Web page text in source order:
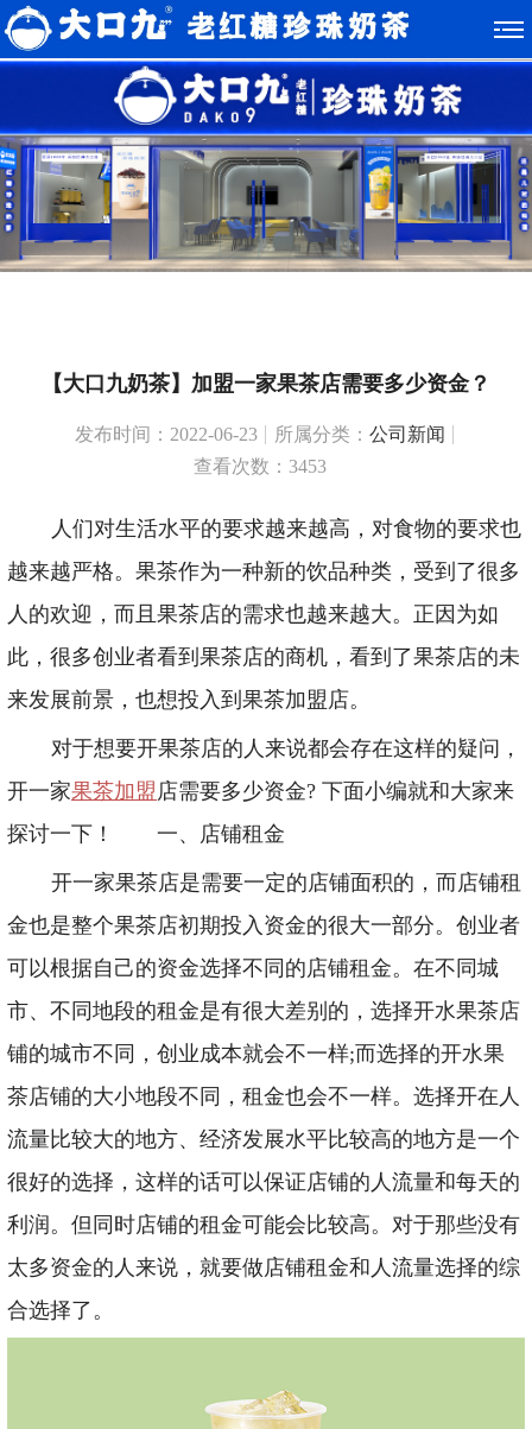
【大口九奶茶】加盟一家果茶店需要多少资金？
发布时间：2022-06-23 所属分类： 公司新闻
查看次数：3453
人们对生活水平的要求越来越高，对食物的要求也
越来越严格。果茶作为一种新的饮品种类，受到了很多
人的欢迎，而且果茶店的需求也越来越大。正因为如
此，很多创业者看到果茶店的商机，看到了果茶店的未
来发展前景，也想投入到果茶加盟店。
对于想要开果茶店的人来说都会存在这样的疑问，
开一家果茶加盟 店需要多少资金? 下面小编就和大家来
探讨一下！
一、店铺租金
开一家果茶店是需要一定的店铺面积的，而店铺租
金也是整个果茶店初期投入资金的很大一部分。创业者
可以根据自己的资金选择不同的店铺租金。在不同城
市、不同地段的租金是有很大差别的，选择开水果茶店
铺的城市不同，创业成本就会不一样;而选择的开水果
茶店铺的大小地段不同，租金也会不一样。选择开在人
流量比较大的地方、经济发展水平比较高的地方是一个
很好的选择，这样的话可以保证店铺的人流量和每天的
利润。但同时店铺的租金可能会比较高。对于那些没有
太多资金的人来说，就要做店铺租金和人流量选择的综
合选择了。